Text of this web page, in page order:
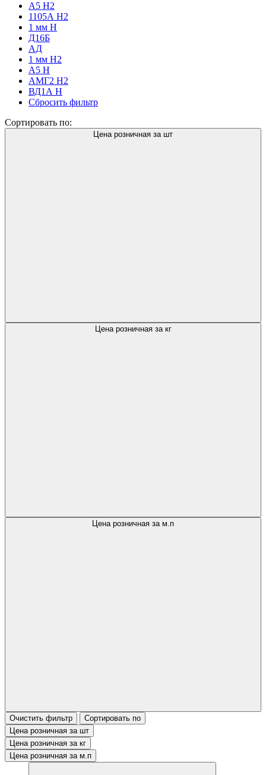
А5 Н2
1105А Н2
1 мм H
Д16Б
АД
1 мм Н2
А5 Н
АМГ2 Н2
ВД1А Н
Сбросить фильтр
Сортировать по:
Цена розничная за шт
Цена розничная за кг
Цена розничная за м.п
Очистить фильтр
Сортировать по
Цена розничная за шт
Цена розничная за кг
Цена розничная за м.п